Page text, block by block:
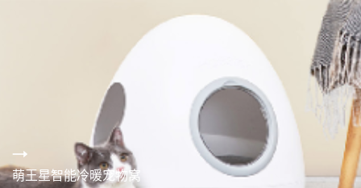
萌王星智能冷暖宠物窝